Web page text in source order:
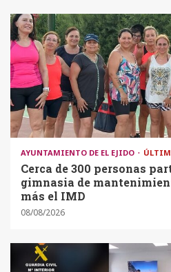
AYUNTAMIENTO DE EL EJIDO
Cerca de 300 personas
gimnasia de
más el IMD
08/08/2026